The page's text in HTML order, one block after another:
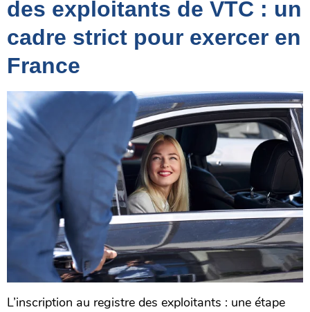
des exploitants de VTC : un
cadre strict pour exercer en
France
L’inscription au registre des exploitants : une étape